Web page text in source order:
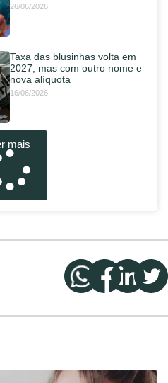
26/06/2026
Taxa das blusinhas volta em
2027, mas com outro nome e
nova alíquota
16/06/2026
mais